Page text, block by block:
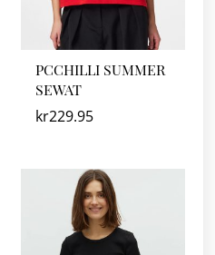
PCCHILLI SUMMER
SEWAT
kr229.95